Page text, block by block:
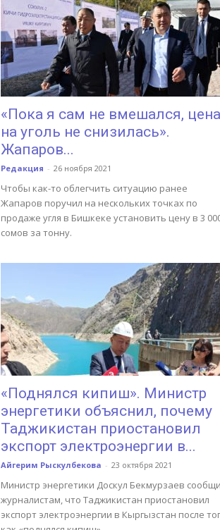
«Пока я сам не вмешался, цена
на уголь не снизилась».
Жапаров...
Редакция - 26 ноября 2021
Чтобы как-то облегчить ситуацию ранее
Жапаров поручил на нескольких точках по
продаже угля в Бишкеке установить цену в 3
сомов за тонну.
«Поднялся кипиш». Министр
энергетики объяснил, почему
Таджикистан приостановил
экспорт электроэнергии в...
Айгерим Рыскулбекова - 23 октября 2021
Министр энергетики Доскул Бекмурзаев
журналистам, что Таджикистан приостановил
экспорт электроэнергии в Кыргызстан после